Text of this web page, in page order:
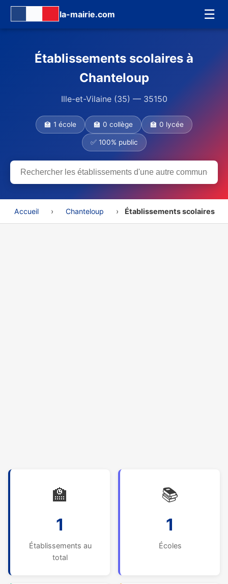
la-mairie.com ☰
Établissements scolaires à
Chanteloup
Ille-et-Vilaine (35) — 35150
🏫 1 école 🏫 0 collège 🏫 0 lycée
✅ 100% public
Accueil › Chanteloup › Établissements scolaires
🏫
1
Établissements au
total
📚
1
Écoles